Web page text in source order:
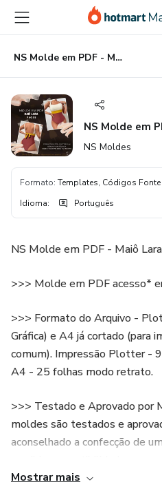
para
conteúdo
principal
para
pagamento
para
rodapé
NS Molde em PDF - Maiô Lara ID 3688803
NS Molde em
NS Moldes
Formato: Templates, Códigos Fonte
Idioma: Português
NS Molde em PDF - Maiô Lara
>>> Molde em PDF acesso*
>>> Formato do Arquivo -
Gráfica) e A4 já cortado (para
comum). Impressão Plotter -
A4 - 25 folhas modo retrato.
>>> Testado e Aprovado por
moldes são testados e
aconselhado a confecção de
gostos.⁣
Mostrar mais